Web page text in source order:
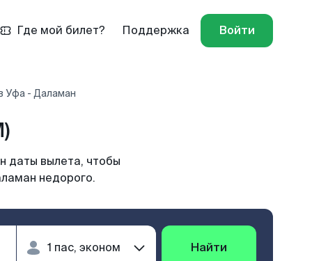
Где мой билет? Поддержка Войти
Уфа - Даламан
даты вылета, чтобы
недорого.
Найти